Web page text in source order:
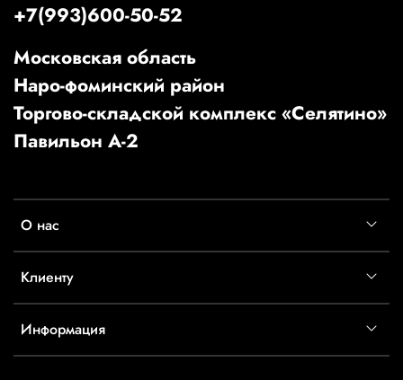
О нас
Клиенту
Информация
+7(993)600-50-52
Московская область
Наро-фоминский район
Торгово-складской комплекс «Селятино»
Павильон А-2